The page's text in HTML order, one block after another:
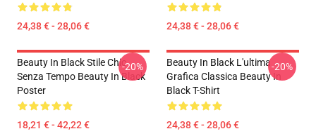
24,38 € - 28,06 € 24,38 € - 28,06 €
Beauty In Black Stile Chic
Senza Tempo Beauty In Black
Poster
18,21 € - 42,22 €
-20%
Beauty In Black L'ultima
Grafica Classica Beauty In
Black T-Shirt
24,38 € - 28,06 €
-20%